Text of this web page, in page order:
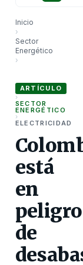
Inicio
›
Sector
Energético
›
ARTÍCULO
›
SECTOR
ENERGÉTICO
›
ELECTRICIDAD
está
en
peligro
de